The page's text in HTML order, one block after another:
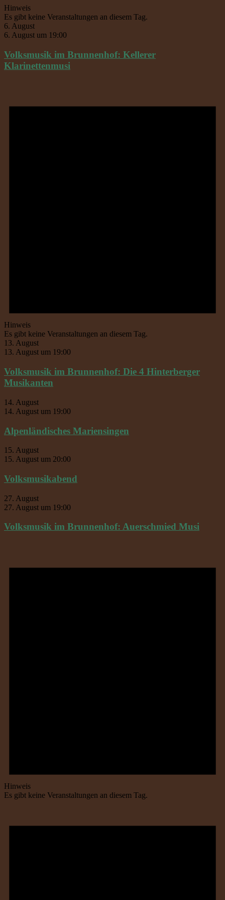
Hinweis
Es gibt keine Veranstaltungen an diesem Tag.
6. August
6. August um 19:00
Volksmusik im Brunnenhof: Kellerer
Klarinettenmusi
Hinweis
Es gibt keine Veranstaltungen an diesem Tag.
13. August
13. August um 19:00
Volksmusik im Brunnenhof: Die 4 Hinterberger
Musikanten
14. August
14. August um 19:00
Alpenländisches Mariensingen
15. August
15. August um 20:00
Volksmusikabend
27. August
27. August um 19:00
Volksmusik im Brunnenhof: Auerschmied Musi
Hinweis
Es gibt keine Veranstaltungen an diesem Tag.